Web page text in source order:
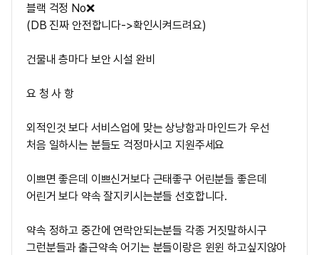
블랙 걱정 No❌
(DB 진짜 안전합니다->확인시켜드려요)
건물내 층마다 보안 시설 완비
요 청 사 항
외적인것 보다 서비스업에 맞는 상냥함과 마인드가 우선
처음 일하시는 분들도 걱정마시고 지원주세요
이쁘면 좋은데 이쁘신거보다 근태좋구 어린분들 좋은데
어린거 보다 약속 잘지키시는분들 선호합니다.
약속 정하고 중간에 연락안되는분들 각종 거짓말하시구
그런분들과출근약속 어기는 분들이랑은 윈윈 하고싶지않아